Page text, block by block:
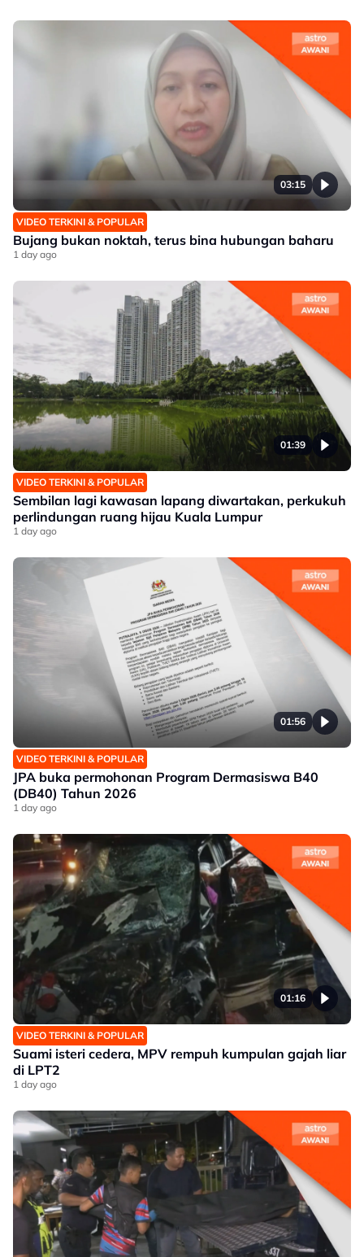
03:15
VIDEO TERKINI & POPULAR
Bujang bukan noktah, terus bina hubungan baharu
1 day ago
01:39
VIDEO TERKINI & POPULAR
Sembilan lagi kawasan lapang diwartakan, perkukuh
perlindungan ruang hijau Kuala Lumpur
1 day ago
01:56
VIDEO TERKINI & POPULAR
JPA buka permohonan Program Dermasiswa B40
(DB40) Tahun 2026
1 day ago
01:16
VIDEO TERKINI & POPULAR
Suami isteri cedera, MPV rempuh kumpulan gajah liar
di LPT2
1 day ago